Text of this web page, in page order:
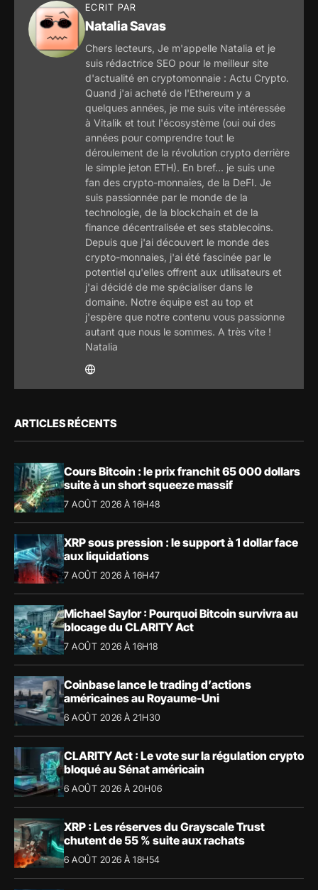
ECRIT PAR
Natalia Savas
Chers lecteurs, Je m'appelle Natalia et je
suis rédactrice SEO pour le meilleur site
d'actualité en cryptomonnaie : Actu Crypto.
Quand j'ai acheté de l'Ethereum y a
quelques années, je me suis vite intéressée
à Vitalik et tout l'écosystème (oui oui des
années pour comprendre tout le
déroulement de la révolution crypto derrière
le simple jeton ETH). En bref... je suis une
fan des crypto-monnaies, de la DeFI. Je
suis passionnée par le monde de la
technologie, de la blockchain et de la
finance décentralisée et ses stablecoins.
Depuis que j'ai découvert le monde des
crypto-monnaies, j'ai été fascinée par le
potentiel qu'elles offrent aux utilisateurs et
j'ai décidé de me spécialiser dans le
domaine. Notre équipe est au top et
j'espère que notre contenu vous passionne
autant que nous le sommes. A très vite !
Natalia
ARTICLES RÉCENTS
Cours Bitcoin : le prix franchit 65 000 dollars
suite à un short squeeze massif
7 AOÛT 2026 À 16H48
XRP sous pression : le support à 1 dollar face
aux liquidations
7 AOÛT 2026 À 16H47
Michael Saylor : Pourquoi Bitcoin survivra au
blocage du CLARITY Act
7 AOÛT 2026 À 16H18
Coinbase lance le trading d’actions
américaines au Royaume-Uni
6 AOÛT 2026 À 21H30
CLARITY Act : Le vote sur la régulation crypto
bloqué au Sénat américain
6 AOÛT 2026 À 20H06
XRP : Les réserves du Grayscale Trust
chutent de 55 % suite aux rachats
6 AOÛT 2026 À 18H54